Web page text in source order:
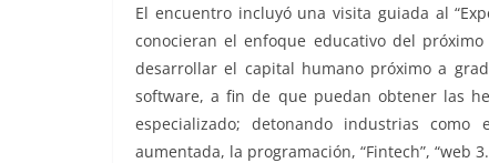
El encuentro incluyó una visita guiada al
conocieran el enfoque educativo del
desarrollar el capital humano próximo a
software, a fin de que puedan obtener las
especializado; detonando industrias
aumentada, la programación, “Fintech”, “web